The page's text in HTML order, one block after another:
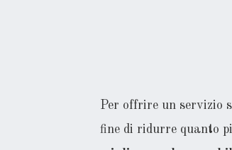
Per offrire un servizio
fine di ridurre quanto